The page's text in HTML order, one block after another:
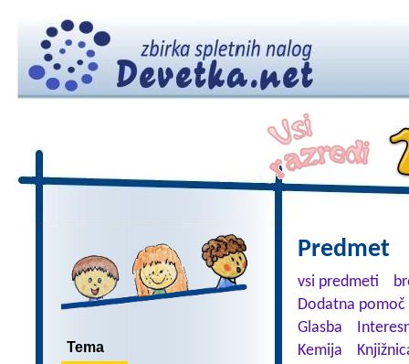
Tema
Predmet
vsi predmeti
Dodatna
Glasba
Kemija